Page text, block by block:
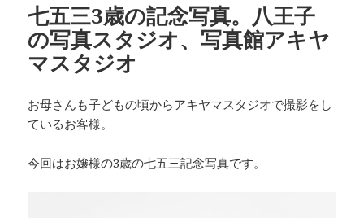
ー
七五三3歳の記念写真。八王子
の写真スタジオ、写真館アキヤ
マスタジオ
お母さんも子どもの頃からアキヤマスタジオで撮影をし
ているお客様。
今回はお嬢様の3歳の七五三記念写真です。